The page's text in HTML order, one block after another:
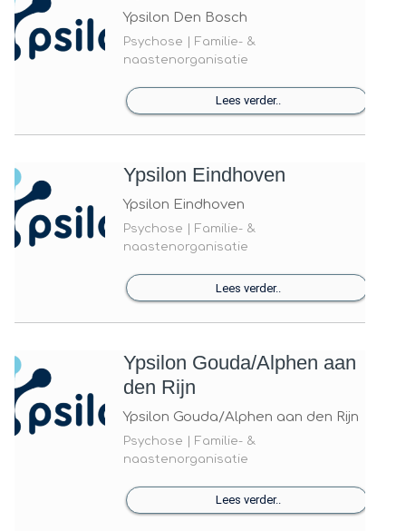
Ypsilon Den Bosch
Psychose | Familie- &
naastenorganisatie
Lees verder..
Ypsilon Eindhoven
Ypsilon Eindhoven
Psychose | Familie- &
naastenorganisatie
Lees verder..
Ypsilon Gouda/Alphen aan
den Rijn
Ypsilon Gouda/Alphen aan den Rijn
Psychose | Familie- &
naastenorganisatie
Lees verder..